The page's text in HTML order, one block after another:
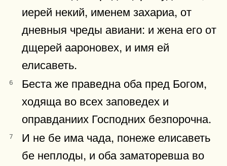
иерей некий, именем захариа, от
дневныя чреды авиани: и жена его от
дщерей аароновех, и имя ей
елисаветь.
6
Беста же праведна оба пред Богом,
ходяща во всех заповедех и
оправданиих Господних безпорочна.
7
И не бе има чада, понеже елисаветь
бе неплоды, и оба заматоревша во